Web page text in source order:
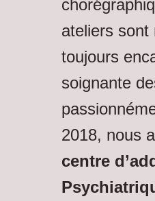
ateliers sont
toujours
soignante
2018, nous
centre